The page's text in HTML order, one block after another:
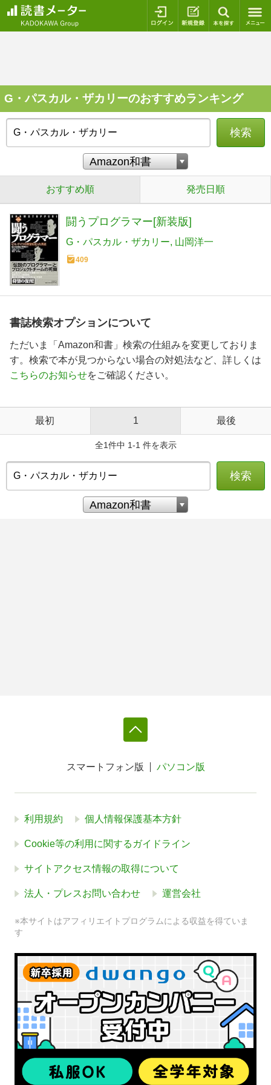
ログイン 新規登録
G・パスカル・ザカリーのおすすめランキング
検索
おすすめ順 発売日順
闘うプログラマー[新装版]
G・パスカル・ザカリー 山岡洋一
409
書誌検索オプションについて
ただいま「Amazon和書」検索の仕組みを変更しておりま
す。検索で本が見つからない場合の対処法など、詳しくは
こちらのお知らせをご確認ください。
最初 1 最後
全1件中 1-1 件を表示
検索
スマートフォン版 パソコン版
利用規約 個人情報保護基本方針
Cookie等の利用に関するガイドライン
サイトアクセス情報の取得について
法人・プレスお問い合わせ 運営会社
※本サイトはアフィリエイトプログラムによる収益を得ていま
す